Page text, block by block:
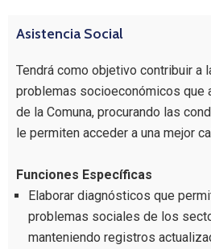
Asistencia Social
Tendrá como objetivo contribuir a
problemas socioeconómicos que
de la Comuna, procurando las
le permiten acceder a una mejor
Funciones Específicas
Elaborar diagnósticos que
problemas sociales de los
manteniendo registros